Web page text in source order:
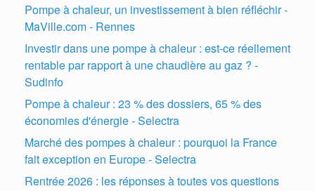
Pompe à chaleur, un investissement à bien réfléchir -
MaVille.com - Rennes
Investir dans une pompe à chaleur : est-ce réellement
rentable par rapport à une chaudière au gaz ? -
Sudinfo
Pompe à chaleur : 23 % des dossiers, 65 % des
économies d'énergie - Selectra
Marché des pompes à chaleur : pourquoi la France
fait exception en Europe - Selectra
Rentrée 2026 : les réponses à toutes vos questions